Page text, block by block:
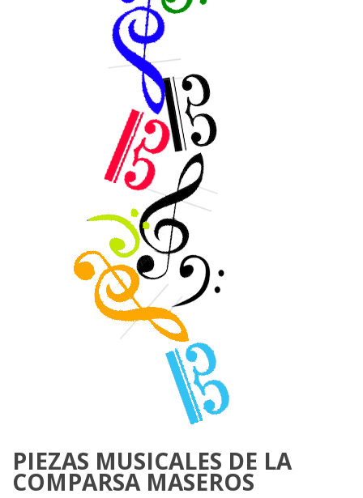
PIEZAS MUSICALES DE LA
COMPARSA MASEROS